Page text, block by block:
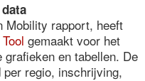
Mobility rapport, heeft
gemaakt voor het
en tabellen. De
regio, inschrijving,